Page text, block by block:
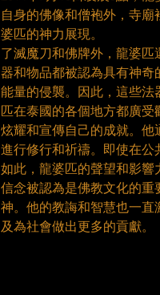
自身的佛像和僧袍外，寺
婆匹的
了滅魔刀和佛牌外，龍婆
器和物品都被認為具有神奇
能量的侵襲。因此，這些
匹在泰國的各個地方都廣
炫耀和宣傳自己的成就。
進行修行和祈禱。即使在
如此，龍婆匹的聲望和影
信念被認為是佛教文化的
神。他的教誨和智慧也一
及為社會做出更多的貢獻。